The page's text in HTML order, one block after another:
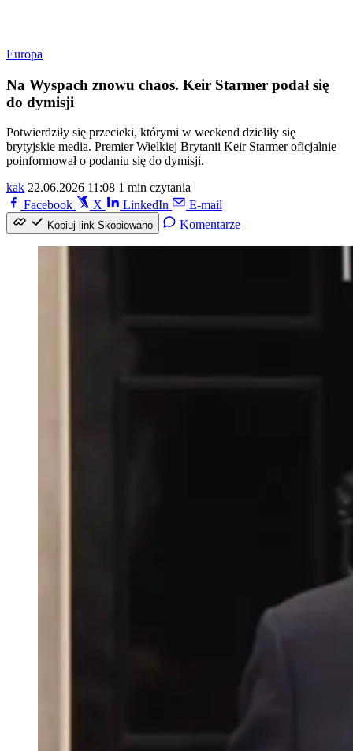
Europa
Na Wyspach znowu chaos. Keir Starmer podał się
do dymisji
Potwierdziły się przecieki, którymi w weekend dzieliły się
brytyjskie media. Premier Wielkiej Brytanii Keir Starmer oficjalnie
poinformował o podaniu się do dymisji.
kak 22.06.2026 11:08 1 min czytania
Facebook
X LinkedIn E-mail
Kopiuj link Skopiowano Komentarze